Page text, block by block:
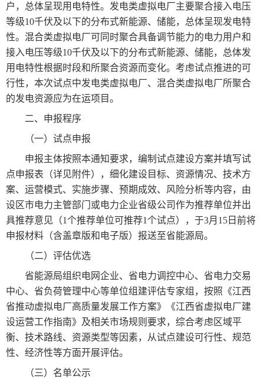
户，总体呈现用电特性。发电类虚拟电厂主要聚合接入电压
等级10千伏及以下的分布式新能源、储能，总体呈现发电特
性。混合类虚拟电厂可同时聚合具备调节能力的电力用户和
接入电压等级10千伏及以下的分布式新能源、储能，总体发
用电特性根据时段和所聚合资源而变化。考虑试点推进的可
行性，本次试点中发电类虚拟电厂、混合类虚拟电厂所聚合
的发电资源应为在运项目。
二、申报程序
（一）试点申报
申报主体按照本通知要求，编制试点建设方案并填写试
点申报表（详见附件），细化建设目标、资源情况、技术方
案、运营模式、实施步骤、预期成效、风险分析等内容，由
设区市电力主管部门或电力企业省级公司作为推荐单位并出
具推荐意见（1个推荐单位可推荐1个试点），于3月15日前将
申报材料（含盖章版和电子版）报送至省能源局。
（二）评估优选
省能源局组织电网企业、省电力调控中心、省电力交易
中心、省负荷管理中心等单位组建评估专家组，按照《江西
省推动虚拟电厂高质量发展工作方案》《江西省虚拟电厂建
设运营工作指南》及相关市场规则要求，综合考虑区域平
衡、技术路线、资源类型等因素，从试点建设可行性、规范
性、经济性等方面开展评估。
（三）名单公示